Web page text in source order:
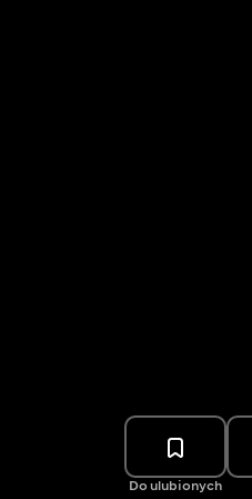
Do ulubionych